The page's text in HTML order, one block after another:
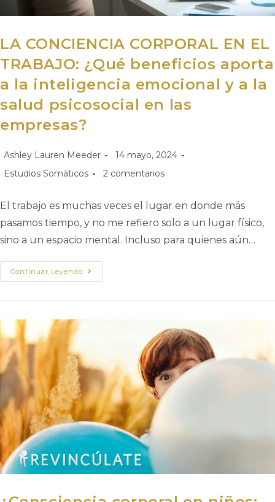
LA CONCIENCIA CORPORAL EN EL
TRABAJO: ¿Qué beneficios aporta
a la inteligencia emocional y a la
salud psicosocial en las
empresas?
Ashley Lauren Meeder
14 mayo, 2024
Estudios Somáticos
2 comentarios
El trabajo es muchas veces el lugar en donde más
pasamos tiempo, y no me refiero solo a un lugar físico,
sino a un espacio mental. Incluso para quienes aún…
Continuar Leyendo